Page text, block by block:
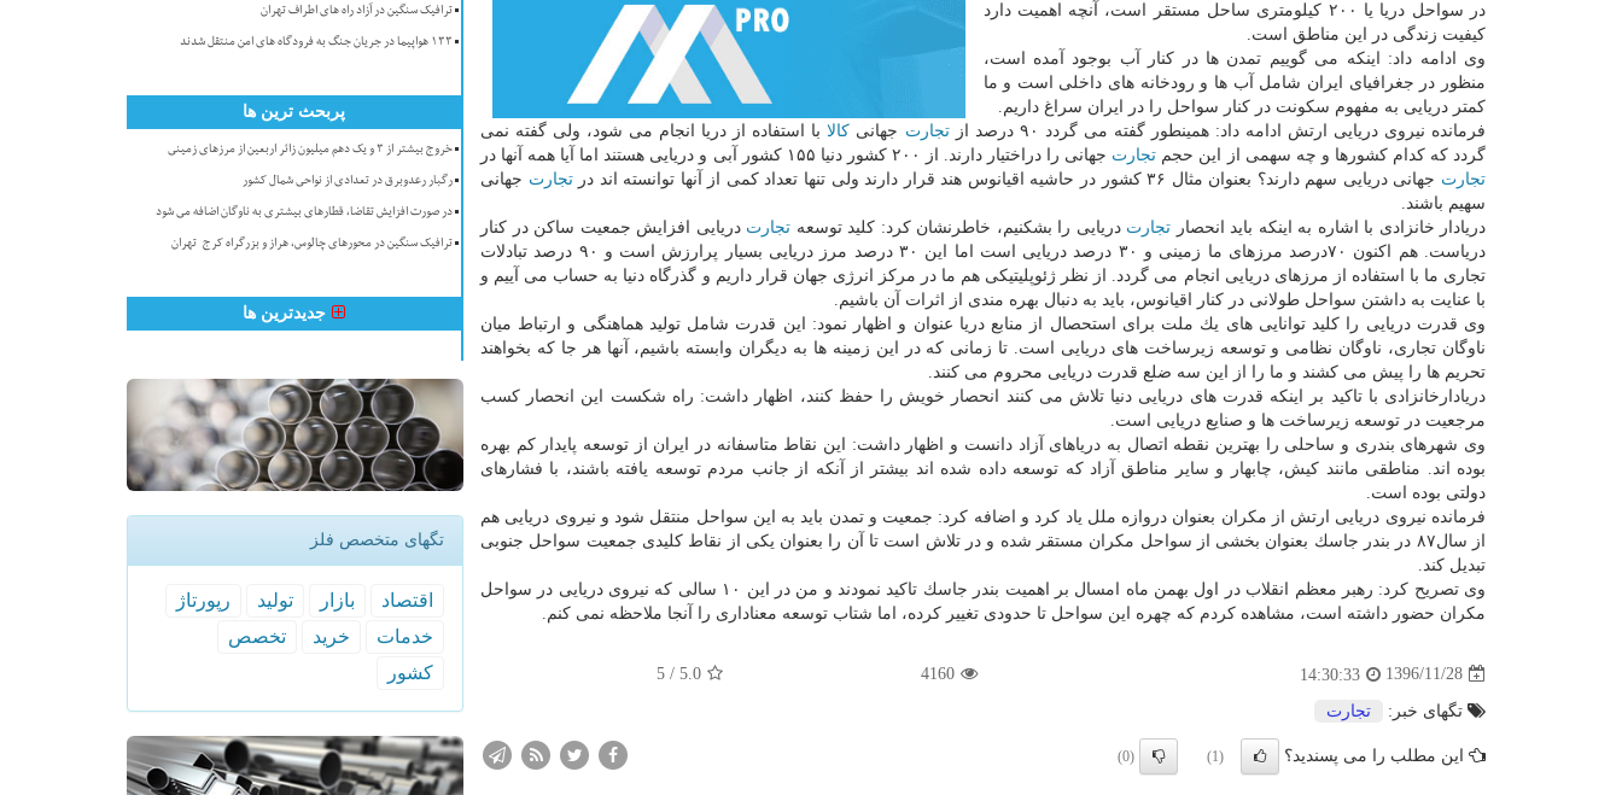
در سواحل دریا یا ۲۰۰ كیلومتری ساحل مستقر است، آنچه اهمیت دارد
كیفیت زندگی در این مناطق است.
وی ادامه داد: اینكه می گوییم تمدن ها در كنار آب بوجود آمده است،
منظور در جغرافیای ایران شامل آب ها و رودخانه های داخلی است و ما
كمتر دریایی به مفهوم سكونت در كنار سواحل را در ایران سراغ داریم.
فرمانده نیروی دریایی ارتش ادامه داد: همینطور گفته می گردد ۹۰ درصد از
تجارت جهانی كالابا استفاده از دریا انجام می شود، ولی گفته نمی
گردد كه كدام كشورها و چه سهمی از این حجم تجارت جهانی را دراختیار دارند. از ۲۰۰ كشور دنیا ۱۵۵ كشور آبی و دریایی هستند اما آیا همه آنها در
تجارت جهانی دریایی سهم دارند؟ بعنوان مثال ۳۶ كشور در حاشیه اقیانوس هند قرار دارند ولی تنها تعداد كمی از آنها توانسته اند در تجارت جهانی
سهیم باشند.
دریادار خانزادی با اشاره به اینكه باید انحصار تجارت دریایی را بشكنیم، خاطرنشان كرد: كلید توسعه تجارت دریایی افزایش جمعیت ساكن در كنار
دریاست. هم اكنون ۷۰درصد مرزهای ما زمینی و ۳۰ درصد دریایی است اما این ۳۰ درصد مرز دریایی بسیار پرارزش است و ۹۰ درصد تبادلات
تجاری ما با استفاده از مرزهای دریایی انجام می گردد. از نظر ژئوپلیتیكی هم ما در مركز انرژی جهان قرار داریم و گذرگاه دنیا به حساب می آییم و
با عنایت به داشتن سواحل طولانی در كنار اقیانوس، باید به دنبال بهره مندی از اثرات آن باشیم.
وی قدرت دریایی را كلید توانایی های یك ملت برای استحصال از منابع دریا عنوان و اظهار نمود: این قدرت شامل تولید هماهنگی و ارتباط میان
ناوگان تجاری، ناوگان نظامی و توسعه زیرساخت های دریایی است. تا زمانی كه در این زمینه ها به دیگران وابسته باشیم، آنها هر جا كه بخواهند
تحریم ها را پیش می كشند و ما را از این سه ضلع قدرت دریایی محروم می كنند.
دریادارخانزادی با تاكید بر اینكه قدرت های دریایی دنیا تلاش می كنند انحصار خویش را حفظ كنند، اظهار داشت: راه شكست این انحصار كسب
مرجعیت در توسعه زیرساخت ها و صنایع دریایی است.
وی شهرهای بندری و ساحلی را بهترین نقطه اتصال به دریاهای آزاد دانست و اظهار داشت: این نقاط متاسفانه در ایران از توسعه پایدار كم بهره
بوده اند. مناطقی مانند كیش، چابهار و سایر مناطق آزاد كه توسعه داده شده اند بیشتر از آنكه از جانب مردم توسعه یافته باشند، با فشارهای
دولتی بوده است.
فرمانده نیروی دریایی ارتش از مكران بعنوان دروازه ملل یاد كرد و اضافه كرد: جمعیت و تمدن باید به این سواحل منتقل شود و نیروی دریایی هم
از سال۸۷ در بندر جاسك بعنوان بخشی از سواحل مكران مستقر شده و در تلاش است تا آن را بعنوان یكی از نقاط كلیدی جمعیت سواحل جنوبی
تبدیل كند.
وی تصریح كرد: رهبر معظم انقلاب در اول بهمن ماه امسال بر اهمیت بندر جاسك تاكید نمودند و من در این ۱۰ سالی كه نیروی دریایی در سواحل
مكران حضور داشته است، مشاهده كردم كه چهره این سواحل تا حدودی تغییر كرده، اما شتاب توسعه معناداری را آنجا ملاحظه نمی كنم.
1396/11/28
14:30:33
4160
5.0
/
5
تگهای خبر: تجارت
این مطلب را می پسندید؟ (1)
(0)
ترافیک سنگین در آزاد راه های اطراف تهران
۱۳۳ هواپیما در جریان جنگ به فرودگاه های امن منتقل شدند
پربحث ترین ها
خروج بیشتر از ۳ و یک دهم میلیون زائر اربعین از مرزهای زمینی
رگبار رعدوبرق در تعدادی از نواحی شمال کشور
در صورت افزایش تقاضا، قطارهای بیشتری به ناوگان اضافه می شود
ترافیک سنگین در محورهای چالوس، هراز و بزرگراه کرج-تهران
جدیدترین ها
تگهای متخصص فلز
اقتصاد بازار تولید
رپورتاژ
خدمات
خرید
تخصص
كشور